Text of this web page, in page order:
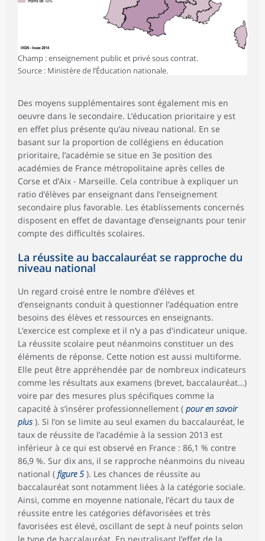
Champ : enseignement public et privé sous contrat.
Source : Ministère de l’Éducation nationale.
Des moyens supplémentaires sont également mis en
oeuvre dans le secondaire. L’éducation prioritaire y est
en effet plus présente qu’au niveau national. En se
basant sur la proportion de collégiens en éducation
prioritaire, l’académie se situe en 3e position des
académies de France métropolitaine après celles de
Corse et d’Aix - Marseille. Cela contribue à expliquer un
ratio d’élèves par enseignant dans l’enseignement
secondaire plus favorable. Les établissements concernés
disposent en effet de davantage d’enseignants pour tenir
compte des difficultés scolaires.
La réussite au baccalauréat se rapproche du
niveau national
Un regard croisé entre le nombre d’élèves et
d’enseignants conduit à questionner l’adéquation entre
besoins des élèves et ressources en enseignants.
L’exercice est complexe et il n’y a pas d'indicateur unique.
La réussite scolaire peut néanmoins constituer un des
éléments de réponse. Cette notion est aussi multiforme.
Elle peut être appréhendée par de nombreux indicateurs
comme les résultats aux examens (brevet, baccalauréat…)
voire par des mesures plus spécifiques comme la
capacité à s’insérer professionnellement ( pour en savoir
plus ). Si l’on se limite au seul examen du baccalauréat, le
taux de réussite de l’académie à la session 2013 est
inférieur à ce qui est observé en France : 86,1 % contre
86,9 %. Sur dix ans, il se rapproche néanmoins du niveau
national ( figure 5 ). Les chances de réussite au
baccalauréat sont notamment liées à la catégorie sociale.
Ainsi, comme en moyenne nationale, l’écart du taux de
réussite entre les catégories défavorisées et très
favorisées est élevé, oscillant de sept à neuf points selon